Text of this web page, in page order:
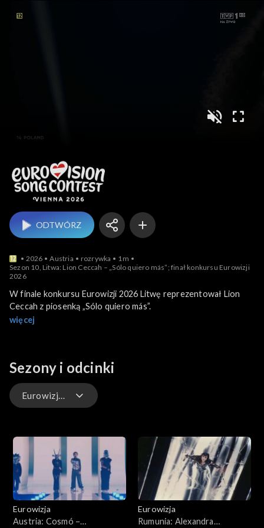
ODTWÓRZ
2026 Austria rozrywka
1m
Sezon 10, Litwa: Lion Ceccah – „Sólo quiero más”; finał konkursu Eurowizji
2026
W finale konkursu Eurowizji 2026 Litwę reprezentował Lion
Ceccah z piosenką „Sólo quiero más”.
więcej
Sezony i odcinki
Eurowizja 2026 – występy
Preselekcje 2026
Preselekcje 2025
Eurowizja
Austria: Cosmó –
Eurowizja
Rumunia: Alexandra